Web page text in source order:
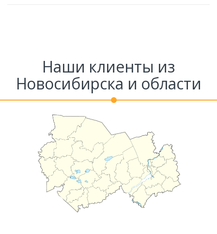
Наши клиенты из
Новосибирска и области